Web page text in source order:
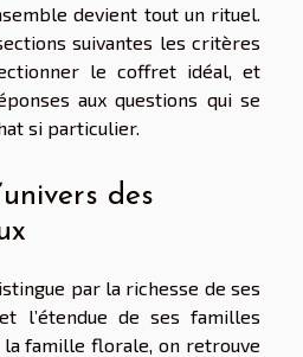
devient tout un rituel.
suivantes les critères
le coffret idéal, et
aux questions qui se
si particulier.
des
par la richesse de ses
l’étendue de ses familles
la famille florale, on retrouve